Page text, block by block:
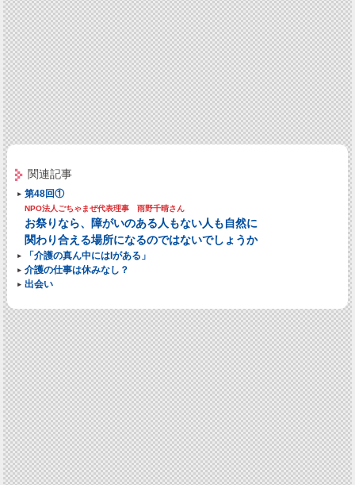
関連記事
第48回①
NPO法人ごちゃまぜ代表理事 雨野千晴さん
お祭りなら、障がいのある人もない人も自然に
関わり合える場所になるのではないでしょうか
「介護の真ん中にはIがある」
介護の仕事は休みなし？
出会い